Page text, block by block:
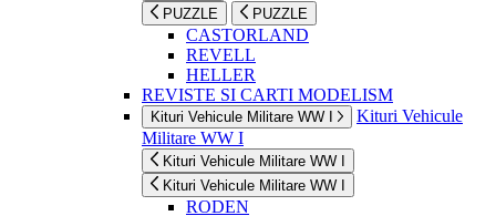
PUZZLE PUZZLE
CASTORLAND
REVELL
HELLER
REVISTE SI CARTI MODELISM
Kituri Vehicule Militare WW I
Kituri Vehicule
Militare WW I
Kituri Vehicule Militare WW I
Kituri Vehicule Militare WW I
RODEN